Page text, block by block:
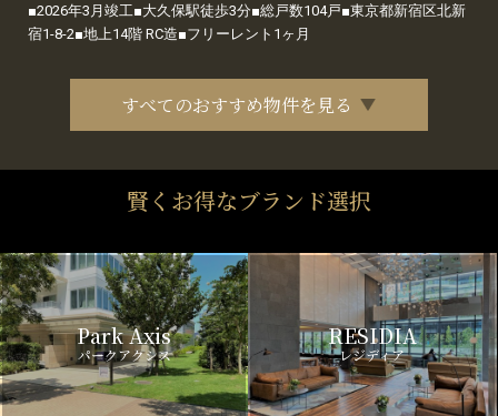
■2026年3月竣工■大久保駅徒歩3分■総戸数104戸■東京都新宿区北新
宿1-8-2■地上14階 RC造■フリーレント1ヶ月
すべてのおすすめ物件を見る
賢くお得なブランド選択
Park Axis
パークアクシス
RESIDIA
レジディア